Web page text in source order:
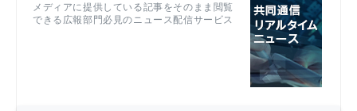
メディアに提供している記事をそのまま閲覧
できる広報部門必見のニュース配信サービス